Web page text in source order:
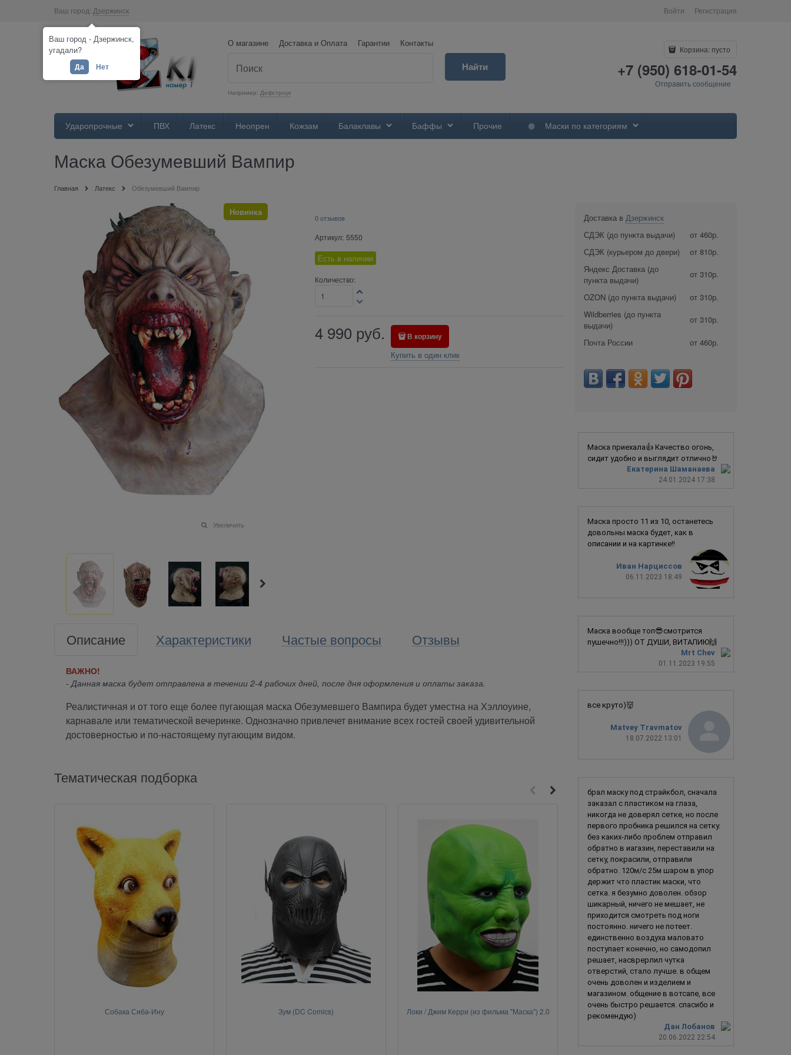
Ваш город: Дзержинск Войти Регистрация
О магазине Доставка и Оплата Гарантии Контакты
Например: Дефстроук
Найти
Корзина: пусто
+7 (950) 618-01-54
Отправить сообщение
Ударопрочные ПВХ Латекс Неопрен Кожзам Балаклавы Баффы Прочие Маски по категориям
Маска Обезумевший Вампир
Главная Латекс Обезумевший Вампир
Новинка
Увеличить
0 отзывов
Артикул: 5550
Есть в наличии
Количество:
4 990 руб. В корзину
Купить в один клик
Описание Характеристики Частые вопросы Отзывы
ВАЖНО!
- Данная маска будет отправлена в течении 2-4 рабочих дней, после дня оформления и оплаты заказа.
Реалистичная и от того еще более пугающая маска Обезумевшего Вампира будет уместна на Хэллоуине,
карнавале или тематической вечеринке. Однозначно привлечет внимание всех гостей своей удивительной
достоверностью и по-настоящему пугающим видом.
Тематическая подборка
Собака Сиба-Ину Зум (DC Comics) Локи / Джим Керри (из фильма "Маска") 2.0 Свирепый зомби-вампир
Новинка
Доставка в Дзержинск
СДЭК (до пункта выдачи)
от 460р.
СДЭК (курьером до двери)
от 810р.
Яндекс Доставка (до
пункта выдачи)
от 310р.
OZON (до пункта выдачи)
от 310р.
Wildberries (до пункта
выдачи)
от 310р.
Почта России от 460р.
Екатерина Шаманаева
24.01.2024 17:38
Маска приехала👍 Качество огонь,
сидит удобно и выглядит отлично🤘
Иван Нарциссов
06.11.2023 18:49
Маска просто 11 из 10, останетесь
довольны маска будет, как в
описании и на картинке!!
Mrt Chev
01.11.2023 19:55
Маска вообще топ😎смотрится
пушечно!!!))) ОТ ДУШИ, ВИТАЛИЮ🙌
Matvey Travmatov
18.07.2022 13:01
все круто)👹
Дан Лобанов
20.06.2022 22:54
брал маску под страйкбол, сначала
заказал с пластиком на глаза,
никогда не доверял сетке, но после
первого пробника решился на сетку.
без каких-либо проблем отправил
обратно в иагазин, переставили на
сетку, покрасили, отправили
обратно. 120м/с 25м шаром в упор
держит что пластик маски, что
сетка. я безумно доволен. обзор
шикарный, ничего не мешает, не
приходится смотреть под ноги
постоянно. ничего не потеет.
единственно воздуха маловато
поступает конечно, но самодопил
решает, насврерлил чутка
отверстий, стало лучше. в общем
очень доволен и изделием и
магазином. общение в вотсапе, все
очень быстро решается. спасибо и
рекомендую)
Ваш город - Дзержинск,
угадали?
Да Нет